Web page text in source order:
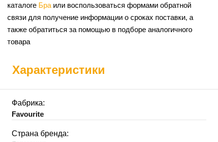
каталоге Бра или воспользоваться формами обратной
связи для получение информации о сроках поставки, а
также обратиться за помощью в подборе аналогичного
товара
Характеристики
Фабрика:
Favourite
Страна бренда: